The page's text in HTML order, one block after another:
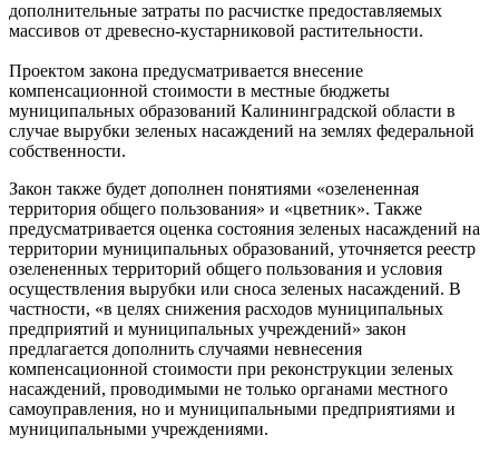
дополнительные затраты по расчистке предоставляемых
массивов от древесно-кустарниковой растительности.
Проектом закона предусматривается внесение
компенсационной стоимости в местные бюджеты
муниципальных образований Калининградской области в
случае вырубки зеленых насаждений на землях федеральной
собственности.
Закон также будет дополнен понятиями «озелененная
территория общего пользования» и «цветник». Также
предусматривается оценка состояния зеленых насаждений на
территории муниципальных образований, уточняется реестр
озелененных территорий общего пользования и условия
осуществления вырубки или сноса зеленых насаждений. В
частности, «в целях снижения расходов муниципальных
предприятий и муниципальных учреждений» закон
предлагается дополнить случаями невнесения
компенсационной стоимости при реконструкции зеленых
насаждений, проводимыми не только органами местного
самоуправления, но и муниципальными предприятиями и
муниципальными учреждениями.